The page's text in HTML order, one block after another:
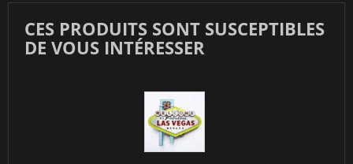
CES PRODUITS SONT SUSCEPTIBLES
DE VOUS INTÉRESSER